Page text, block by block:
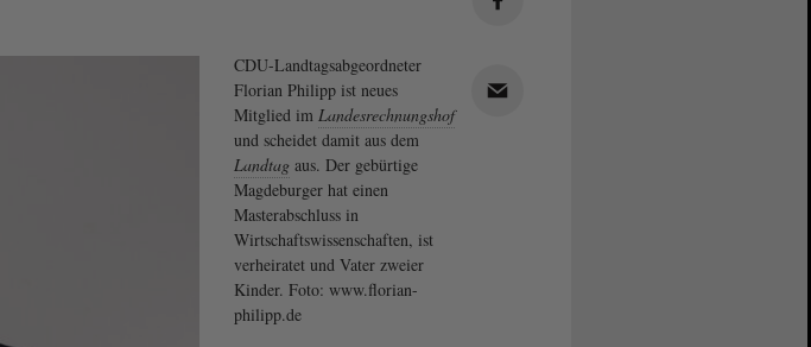
CDU-Landtagsabgeordneter
Florian Philipp ist neues
Mitglied im Landesrechnungshof
und scheidet damit aus dem
Landtagaus. Der gebürtige
Magdeburger hat einen
Masterabschluss in
Wirtschaftswissenschaften, ist
verheiratet und Vater zweier
Kinder. Foto: www.florian-
philipp.de